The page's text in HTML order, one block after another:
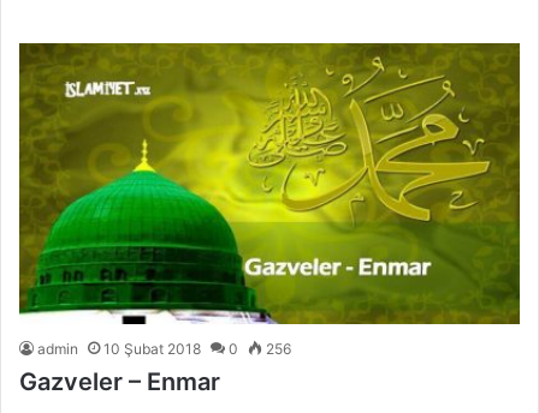
admin 10 Şubat 2018 0 256
Gazveler – Enmar